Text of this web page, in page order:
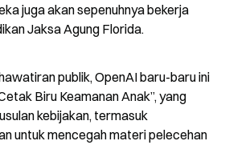
juga akan sepenuhnya bekerja
Jaksa Agung Florida.
publik, OpenAI baru-baru ini
Biru Keamanan Anak”, yang
kebijakan, termasuk
untuk mencegah materi pelecehan